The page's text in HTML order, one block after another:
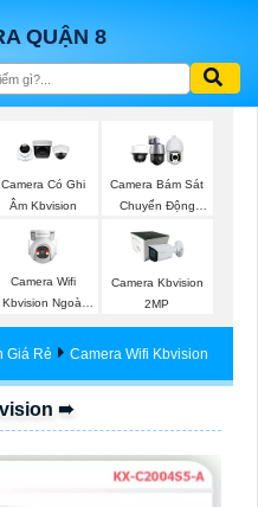
QUẬN 8
Camera Có Ghi
Âm Kbvision
Camera Bám Sát
Chuyển Động
Camera Wifi
Kbvision Ngoài
Trời 360
Camera Kbvision
2MP
Giá Rẻ Camera Wifi Kbvision
➠